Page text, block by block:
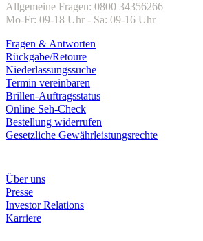
Allgemeine Fragen: 0800 34356266
Mo-Fr: 09-18 Uhr - Sa: 09-16 Uhr
Fragen & Antworten
Rückgabe/Retoure
Niederlassungssuche
Termin vereinbaren
Brillen-Auftragsstatus
Online Seh-Check
Bestellung widerrufen
Gesetzliche Gewährleistungsrechte
Über uns
Presse
Investor Relations
Karriere